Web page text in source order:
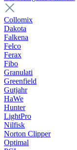
Collomix
Dakota
Falkena
Felco
Ferax
Fibo
Granulati
Greenfield
Gutjahr
HaWe
Hunter
LightPro
Nilfisk
Norton Clipper
Optimal